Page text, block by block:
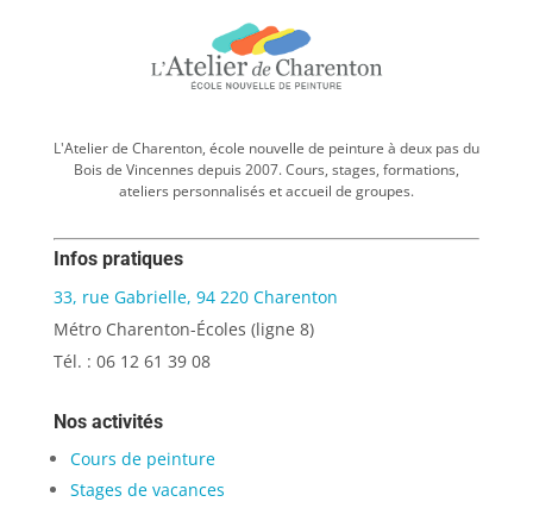
L'Atelier de Charenton, école nouvelle de peinture à deux pas du
Bois de Vincennes depuis 2007. Cours, stages, formations,
ateliers personnalisés et accueil de groupes.
Infos pratiques
33, rue Gabrielle, 94 220 Charenton
Métro Charenton-Écoles (ligne 8)
Tél. : 06 12 61 39 08
Nos activités
Cours de peinture
Stages de vacances